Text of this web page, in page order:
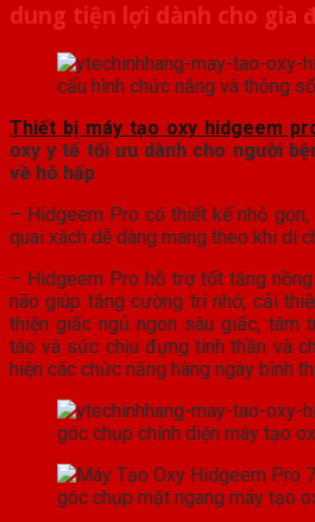
dung tiện lợi dành cho gia
cấu hình chức năng và thông
Thiết bị máy tạo oxy hidgeem
oxy y tế tối ưu dành cho người
về hô hấp
– Hidgeem Pro có thiết kế nhỏ
quai xách dễ dàng mang theo khi di
– Hidgeem Pro hỗ trợ tốt tăng
não giúp tăng cường trí nhớ, cải
thiện giấc ngủ ngon sâu giấc, tâm
táo và sức chịu đựng tinh thần và
hiện các chức năng hàng ngày bình
góc chụp chính diện máy tạo
góc chụp mặt ngang máy tạo